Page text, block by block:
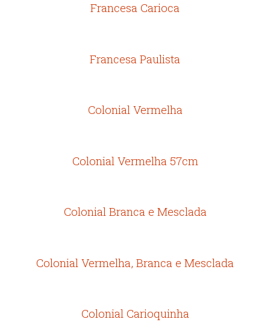
Francesa Carioca
Francesa Paulista
Colonial Vermelha
Colonial Vermelha 57cm
Colonial Branca e Mesclada
Colonial Vermelha, Branca e Mesclada
Colonial Carioquinha